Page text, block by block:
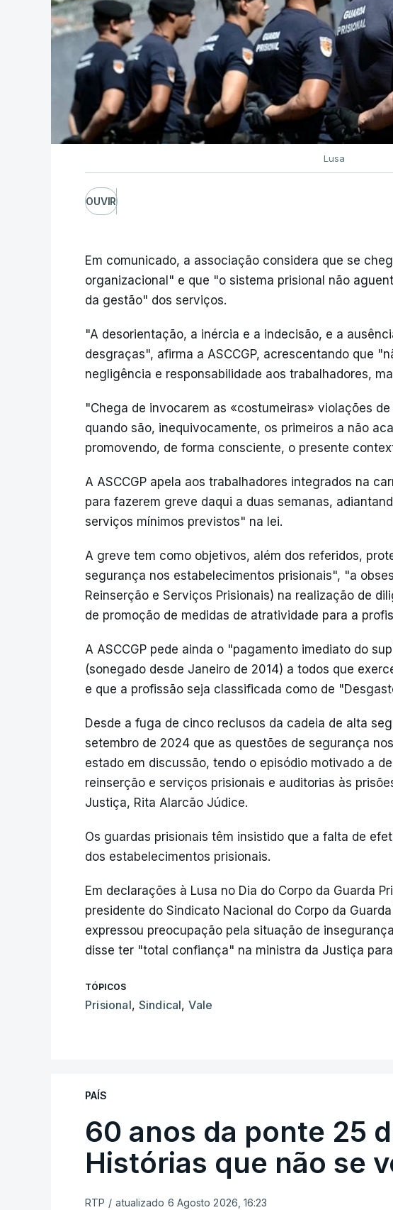
Lusa
OUVIR
Em comunicado, a associação considera que se
organizacional" e que "o sistema prisional não
da gestão" dos serviços.
"A desorientação, a inércia e a indecisão, e a
desgraças", afirma a ASCCGP, acrescentando que
negligência e responsabilidade aos trabalhadores,
"Chega de invocarem as «costumeiras» violações
quando são, inequivocamente, os primeiros a não
promovendo, de forma consciente, o presente
A ASCCGP apela aos trabalhadores integrados na
para fazerem greve daqui a duas semanas,
serviços mínimos previstos" na lei.
A greve tem como objetivos, além dos referidos,
segurança nos estabelecimentos prisionais", "a
Reinserção e Serviços Prisionais) na realização de
de promoção de medidas de atratividade para a
A ASCCGP pede ainda o "pagamento imediato do
(sonegado desde Janeiro de 2014) a todos que
e que a profissão seja classificada como de
Desde a fuga de cinco reclusos da cadeia de alta
setembro de 2024 que as questões de segurança
estado em discussão, tendo o episódio motivado a
reinserção e serviços prisionais e auditorias às
Justiça, Rita Alarcão Júdice.
Os guardas prisionais têm insistido que a falta de
dos estabelecimentos prisionais.
Em declarações à Lusa no Dia do Corpo da Guarda
presidente do Sindicato Nacional do Corpo da
expressou preocupação pela situação de
disse ter "total confiança" na ministra da Justiça
TÓPICOS
Prisional, Sindical,Vale
PAÍS
60 anos da ponte 25
Histórias que não se
RTP / atualizado 6 Agosto 2026, 16:23